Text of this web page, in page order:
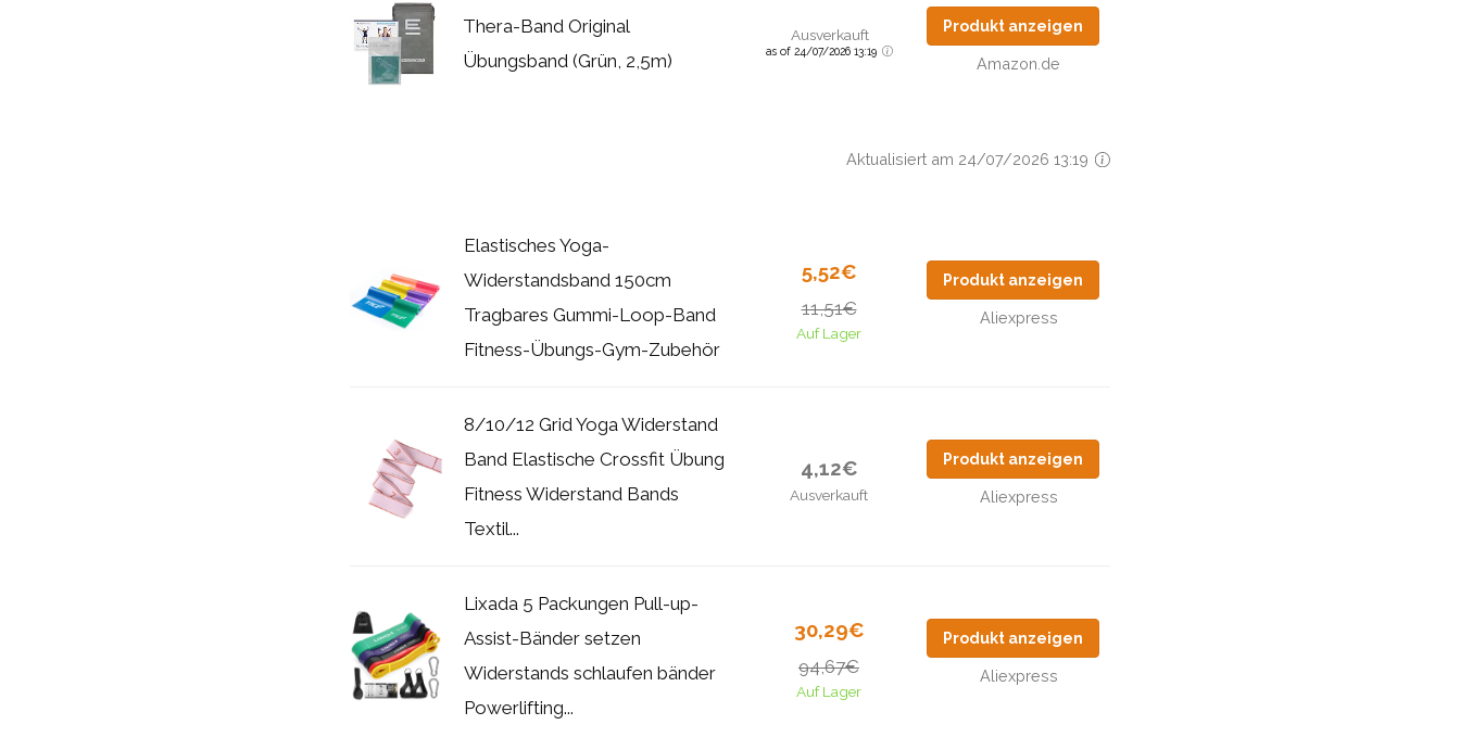
Thera-Band Original
Übungsband (Grün, 2,5m)
Ausverkauft
as of 24/07/2026 13:19
Produkt anzeigen
Amazon.de
Aktualisiert am 24/07/2026 13:19
Elastisches Yoga-
Widerstandsband 150cm
Tragbares Gummi-Loop-Band
Fitness-Übungs-Gym-Zubehör
5,52€
11,51€
Auf Lager
Produkt anzeigen
Aliexpress
8/10/12 Grid Yoga Widerstand
Band Elastische Crossfit Übung
Fitness Widerstand Bands
Textil...
4,12€
Ausverkauft
Produkt anzeigen
Aliexpress
Lixada 5 Packungen Pull-up-
Assist-Bänder setzen
Widerstands schlaufen bänder
Powerlifting...
30,29€
94,67€
Auf Lager
Produkt anzeigen
Aliexpress